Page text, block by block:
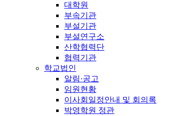
대학원
부속기관
부설기관
부설연구소
산학협력단
협력기관
학교법인
알림·공고
임원현황
이사회일정안내 및 회의록
박영학원 정관